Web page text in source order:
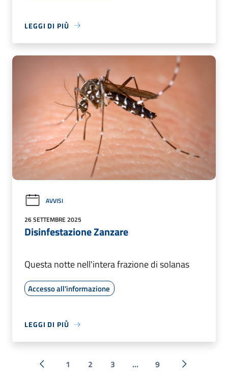
LEGGI DI PIÙ
AVVISI
26 SETTEMBRE 2025
Disinfestazione Zanzare
Questa notte nell'intera frazione di solanas
Accesso all'informazione
LEGGI DI PIÙ
« Precedente
1 2 3 ... 9 Successiva